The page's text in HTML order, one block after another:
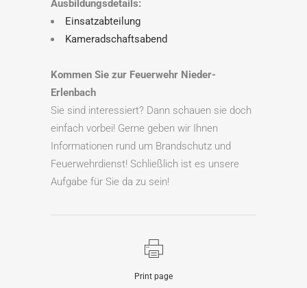
Ausbildungsdetails:
Einsatzabteilung
Kameradschaftsabend
Kommen Sie zur Feuerwehr Nieder-
Erlenbach
Sie sind interessiert? Dann schauen sie doch
einfach vorbei! Gerne geben wir Ihnen
Informationen rund um Brandschutz und
Feuerwehrdienst! Schließlich ist es unsere
Aufgabe für Sie da zu sein!
Print page